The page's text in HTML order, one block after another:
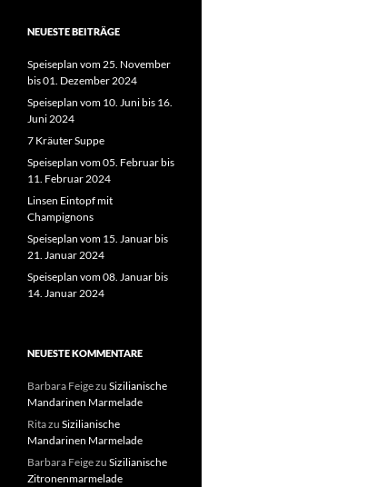
NEUESTE BEITRÄGE
Speiseplan vom 25. November
bis 01. Dezember 2024
Speiseplan vom 10. Juni bis 16.
Juni 2024
7 Kräuter Suppe
Speiseplan vom 05. Februar bis
11. Februar 2024
Linsen Eintopf mit
Champignons
Speiseplan vom 15. Januar bis
21. Januar 2024
Speiseplan vom 08. Januar bis
14. Januar 2024
NEUESTE KOMMENTARE
Barbara Feigezu Sizilianische
Mandarinen Marmelade
Ritazu Sizilianische
Mandarinen Marmelade
Barbara Feigezu Sizilianische
Zitronenmarmelade